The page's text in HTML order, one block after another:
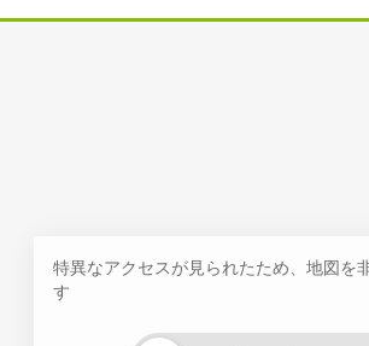
特異なアクセスが見られたため、地図を
す